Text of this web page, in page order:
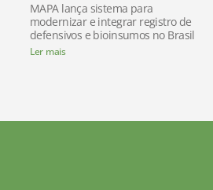
MAPA lança sistema para
modernizar e integrar registro de
defensivos e bioinsumos no Brasil
Ler mais